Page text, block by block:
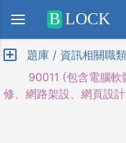
Positive SSL
B LOCK
題庫 / 資訊相關職
90011 (包含電腦軟
修、網路架設、網頁設